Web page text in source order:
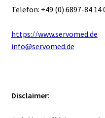
Telefon: +49 (0) 6897-84 14
https://www.servomed.de
info@servomed.de
Disclaimer: